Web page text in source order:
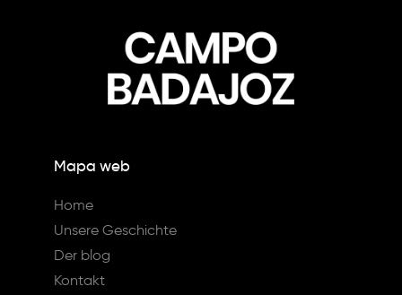
Mapa web
Home
Unsere Geschichte
Der blog
Kontakt